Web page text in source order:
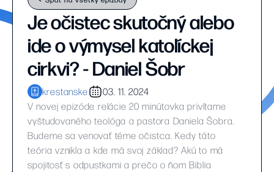
Je očistec skutočný alebo
ide o výmysel katolíckej
cirkvi? - Daniel Šobr
krestanske
03. 11. 2024
V novej epizóde relácie 20 minútovka privítame
vyštudovaného teológa a pastora Daniela Šobra.
Budeme sa venovať téme očistca. Kedy táto
teória vznikla a kde má svoj základ? Akú to má
spojitosť s odpustkami a prečo o ňom Biblia